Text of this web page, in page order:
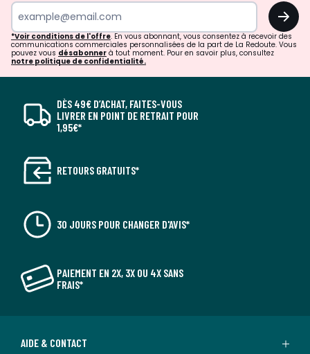
OK
*Voir conditions de l'offre. En vous abonnant, vous consentez à recevoir des
communications commerciales personnalisées de la part de La Redoute. Vous
pouvez vous désabonner à tout moment. Pour en savoir plus, consultez
notre politique de confidentialité.
DÈS 49€ D’ACHAT, FAITES-VOUS
LIVRER EN POINT DE RETRAIT POUR
1,95€*
RETOURS GRATUITS*
30 JOURS POUR CHANGER D'AVIS*
PAIEMENT EN 2X, 3X OU 4X SANS
FRAIS*
AIDE & CONTACT